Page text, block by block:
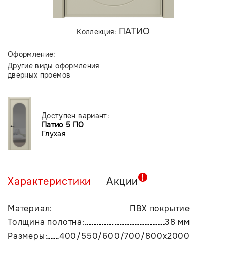
Коллекция: ПАТИО
Оформление:
Другие виды оформления
дверных проемов
Доступен вариант:
Патио 5 ПО
Глухая
Характеристики Акции
Материал:
ПВХ покрытие
Толщина полотна:
38 мм
Размеры:
400/550/600/700/800х2000